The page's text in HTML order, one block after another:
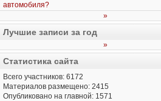
автомобиля?
»
Лучшие записи за год
»
Статистика сайта
Всего участников: 6172
Материалов размещено: 2415
Опубликовано на главной: 1571